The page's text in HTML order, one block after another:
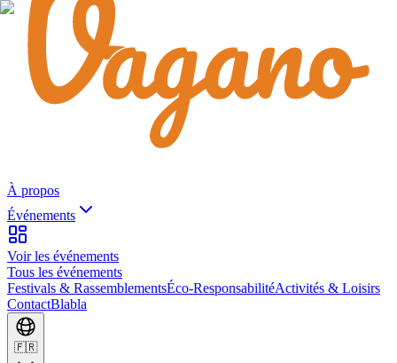
À propos
Événements
Voir les événements
Tous les événements
Festivals & RassemblementsÉco-ResponsabilitéActivités & Loisirs
ContactBlabla
🇫🇷